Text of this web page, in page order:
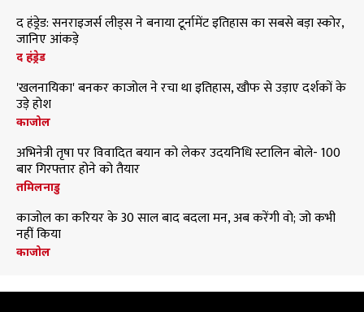
द हंड्रेड: सनराइजर्स लीड्स ने बनाया टूर्नामेंट इतिहास का सबसे बड़ा स्कोर,
जानिए आंकड़े
द हंड्रेड
'खलनायिका' बनकर काजोल ने रचा था इतिहास, खौफ से उड़ाए दर्शकों के
उड़े होश
काजोल
अभिनेत्री तृषा पर विवादित बयान को लेकर उदयनिधि स्टालिन बोले- 100
बार गिरफ्तार होने को तैयार
तमिलनाडु
काजोल का करियर के 30 साल बाद बदला मन, अब करेंगी वो; जो कभी
नहीं किया
काजोल